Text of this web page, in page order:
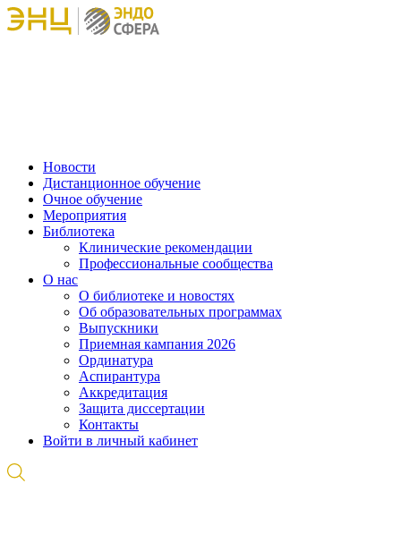
Новости
Дистанционное обучение
Очное обучение
Мероприятия
Библиотека
Клинические рекомендации
Профессиональные сообщества
О нас
О библиотеке и новостях
Об образовательных программах
Выпускники
Приемная кампания 2026
Ординатура
Аспирантура
Аккредитация
Защита диссертации
Контакты
Войти в личный кабинет